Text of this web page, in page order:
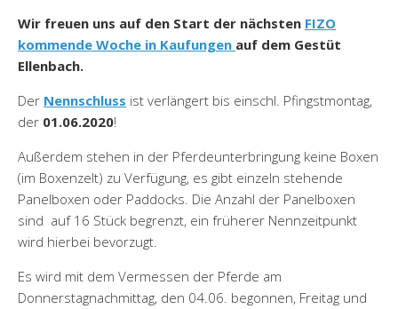
Wir freuen uns auf den Start der nächsten FIZO
kommende Woche in Kaufungen auf dem Gestüt
Ellenbach.
Der Nennschluss ist verlängert bis einschl. Pfingstmontag,
der 01.06.2020!
Außerdem stehen in der Pferdeunterbringung keine Boxen
(im Boxenzelt) zu Verfügung, es gibt einzeln stehende
Panelboxen oder Paddocks. Die Anzahl der Panelboxen
sind auf 16 Stück begrenzt, ein früherer Nennzeitpunkt
wird hierbei bevorzugt.
Es wird mit dem Vermessen der Pferde am
Donnerstagnachmittag, den 04.06. begonnen, Freitag und